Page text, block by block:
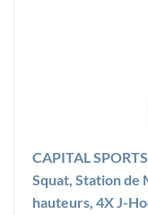
CAPITAL
Squat, Station de
hauteurs, 4X J-